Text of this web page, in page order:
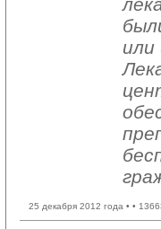
или
25 декабря 2012 года • •